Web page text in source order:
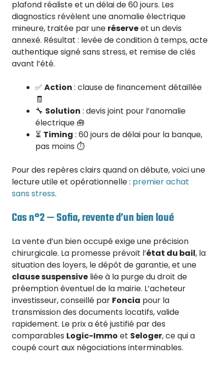
plafond réaliste et un délai de 60 jours. Les
diagnostics révèlent une anomalie électrique
mineure, traitée par une réserveet un devis
annexé. Résultat : levée de condition à temps, acte
authentique signé sans stress, et remise de clés
avant l’été.
✅ Action : clause de financement détaillée
🧾
🔧 Solution : devis joint pour l’anomalie
électrique 🧰
⏳ Timing : 60 jours de délai pour la banque,
pas moins ⏱️
Pour des repères clairs quand on débute, voici une
lecture utile et opérationnelle : premier achat
sans stress.
Cas n°2 — Sofia, revente d’un bien loué
La vente d’un bien occupé exige une précision
chirurgicale. La promesse prévoit l’état du bail, la
situation des loyers, le dépôt de garantie, et une
clause suspensive liée à la purge du droit de
préemption éventuel de la mairie. L’acheteur
investisseur, conseillé par Foncia pour la
transmission des documents locatifs, valide
rapidement. Le prix a été justifié par des
comparables Logic-Immo et Seloger, ce qui a
coupé court aux négociations interminables.